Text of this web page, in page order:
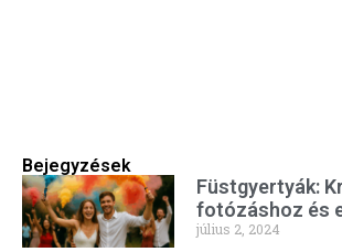
Bejegyzések
Füstgyertyák:
fotózáshoz és
július 2, 2024